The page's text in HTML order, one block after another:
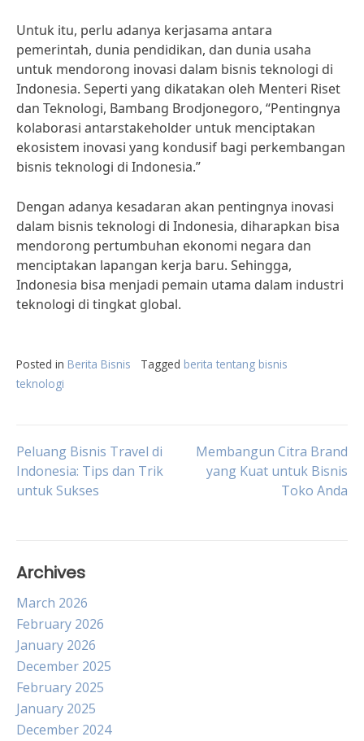
Untuk itu, perlu adanya kerjasama antara
pemerintah, dunia pendidikan, dan dunia usaha
untuk mendorong inovasi dalam bisnis teknologi di
Indonesia. Seperti yang dikatakan oleh Menteri Riset
dan Teknologi, Bambang Brodjonegoro, “Pentingnya
kolaborasi antarstakeholder untuk menciptakan
ekosistem inovasi yang kondusif bagi perkembangan
bisnis teknologi di Indonesia.”
Dengan adanya kesadaran akan pentingnya inovasi
dalam bisnis teknologi di Indonesia, diharapkan bisa
mendorong pertumbuhan ekonomi negara dan
menciptakan lapangan kerja baru. Sehingga,
Indonesia bisa menjadi pemain utama dalam industri
teknologi di tingkat global.
Posted in Berita Bisnis Tagged berita tentang bisnis
teknologi
Post
navigation
Peluang Bisnis Travel di
Indonesia: Tips dan Trik
untuk Sukses
Membangun Citra Brand
yang Kuat untuk Bisnis
Toko Anda
Archives
March 2026
February 2026
January 2026
December 2025
February 2025
January 2025
December 2024